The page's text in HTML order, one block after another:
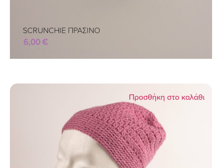
SCRUNCHIE ΠΡΑΣΙΝΟ
6,00 €
Προσθήκη στο καλάθι